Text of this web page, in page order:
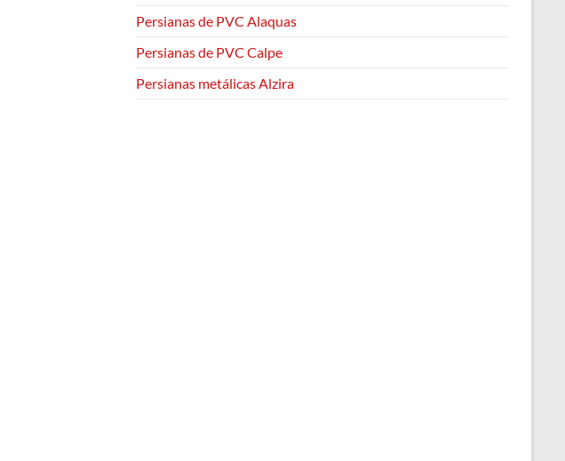
Persianas de PVC Alaquas
Persianas de PVC Calpe
Persianas metálicas Alzira